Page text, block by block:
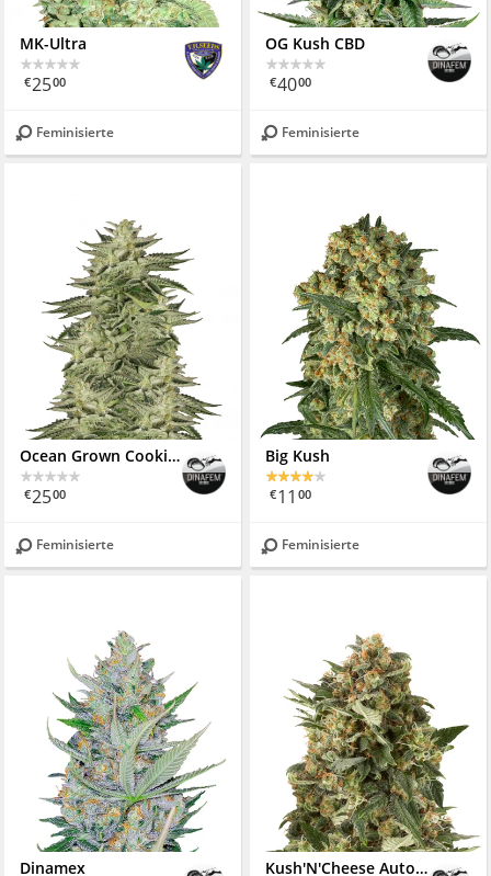
MK-Ultra
€2500
Feminisierte
OG Kush CBD
€4000
Feminisierte
Ocean Grown Cookies
€2500
Feminisierte
Big Kush
€11 00
Feminisierte
Dinamex Kush'N'Cheese Autoflowering